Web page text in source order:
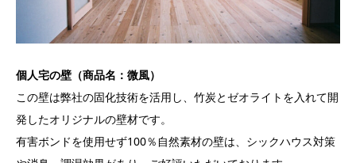
個人宅の壁（商品名：微風）
この壁は弊社の固化技術を活用し、竹炭とゼオライトを入れて開
発したオリジナルの壁材です。
有害ボンドを使用せず100％自然素材の壁は、シックハウス対策